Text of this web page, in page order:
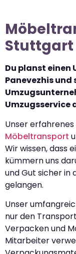
Stuttgart
Du planst
Panevezhis
Unser
Möbeltransport
Wir wissen, dass
kümmern uns
und Gut sicher in
gelangen.
Unser
nur den
Verpacken und
Mitarbeiter